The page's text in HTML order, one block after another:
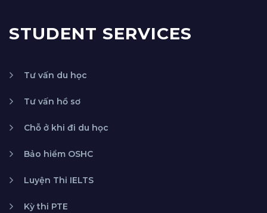
STUDENT SERVICES
Tư vấn du học
Tư vấn hồ sơ
Chỗ ở khi đi du học
Bảo hiểm OSHC
Luyện Thi IELTS
Kỳ thi PTE